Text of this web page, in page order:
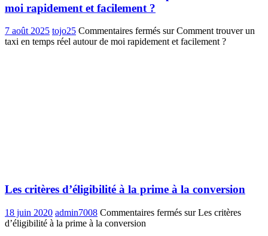
moi rapidement et facilement ?
7 août 2025 tojo25 Commentaires fermés sur Comment trouver un
taxi en temps réel autour de moi rapidement et facilement ?
Les critères d’éligibilité à la prime à la conversion
18 juin 2020 admin7008 Commentaires fermés sur Les critères
d’éligibilité à la prime à la conversion